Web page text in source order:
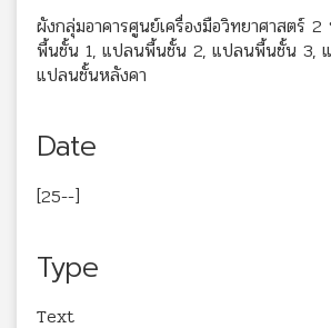
ผังกลุ่มอาคารศูนย์เครื่องมือวิทยาศาสตร์
พื้นชั้น 1, แปลนพื้นชั้น 2, แปลนพื้นชั้น 3,
แปลนชั้นหลังคา
Date
[25--]
Type
Text